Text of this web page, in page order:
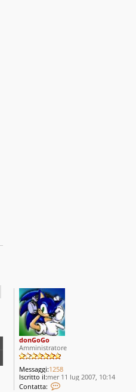
donGoGo
Amministratore
Messaggi:1258
Iscritto il:mer 11 lug 2007, 10:14
Contatta: